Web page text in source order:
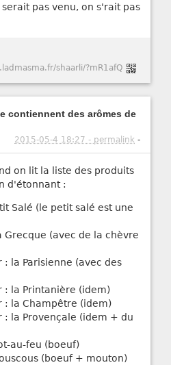
pas venu, on s'rait pas
shaarli/?mR1afQ
contiennent des arômes de
2015-05-4 18:27 - permalink -
on lit la liste des produits
d'étonnant :
Salé (le petit salé est une
Grecque (avec de la chèvre
: la Parisienne (avec des
: la Printanière (idem)
: la Champêtre (idem)
: la Provençale (idem + du
au-feu (boeuf)
(boeuf + mouton)